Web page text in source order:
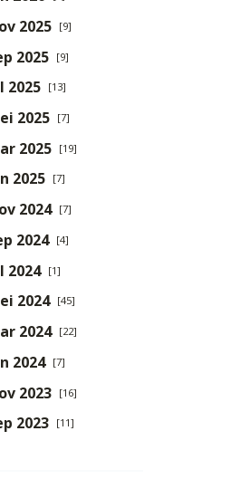
2025 [9]
2025 [9]
2025 [13]
2025 [7]
2025 [19]
2025 [7]
2024 [7]
2024 [4]
2024 [1]
2024 [45]
2024 [22]
2024 [7]
2023 [16]
2023 [11]